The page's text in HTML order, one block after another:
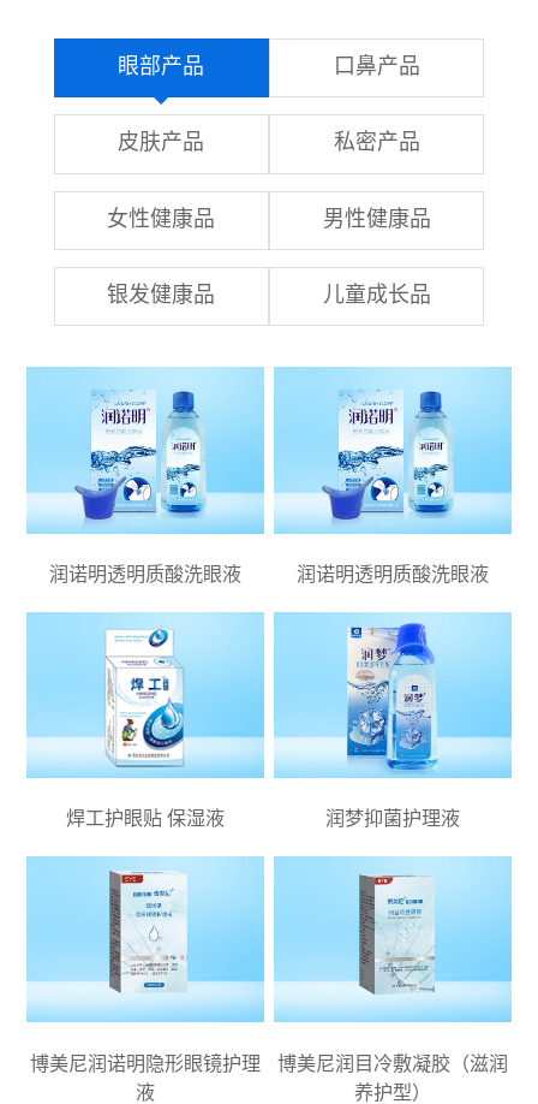
眼部产品 口鼻产品
皮肤产品 私密产品
女性健康品 男性健康品
银发健康品 儿童成长品
润诺明透明质酸洗眼液 润诺明透明质酸洗眼液
焊工护眼贴 保湿液 润梦抑菌护理液
博美尼润诺明隐形眼镜护理
液
博美尼润目冷敷凝胶（滋润
养护型）